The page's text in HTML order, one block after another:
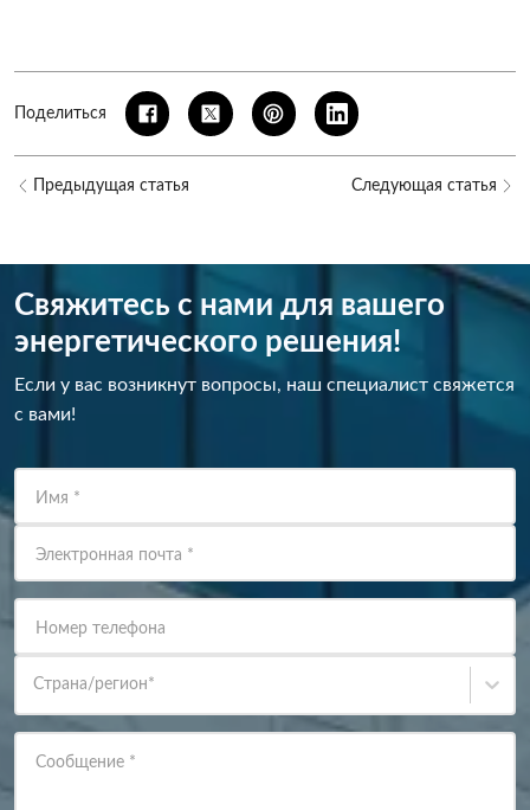
Поделиться
Предыдущая статья Следующая статья
Свяжитесь с нами для вашего
энергетического решения!
Если у вас возникнут вопросы, наш специалист свяжется
с вами!
Имя *
Электронная почта *
Номер телефона
Страна/регион*
Сообщение *